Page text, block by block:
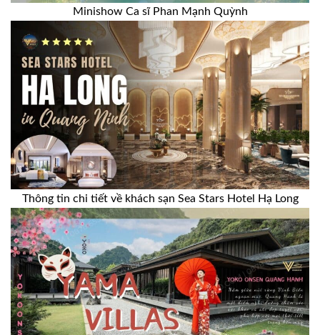
Minishow Ca sĩ Phan Mạnh Quỳnh
Thông tin chi tiết về khách sạn Sea Stars Hotel Hạ Long